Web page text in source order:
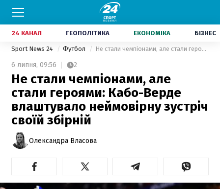
24 КАНАЛ ГЕОПОЛІТИКА ЕКОНОМІКА БІЗНЕС
Sport News 24 Футбол Не стали чемпіонами, але стали героями: Кабо-Верде влаштувало неймовірну зустріч своїй збірній
6 липня, 09:56 2
Не стали чемпіонами, але
стали героями: Кабо-Верде
влаштувало неймовірну зустріч
своїй збірній
Олександра Власова